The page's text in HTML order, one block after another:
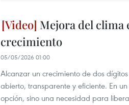
Mejora del clima
crecimiento
05/05/2026 01:00
Alcanzar un crecimiento de dos
abierto, transparente y eficiente. En
opción, sino una necesidad para